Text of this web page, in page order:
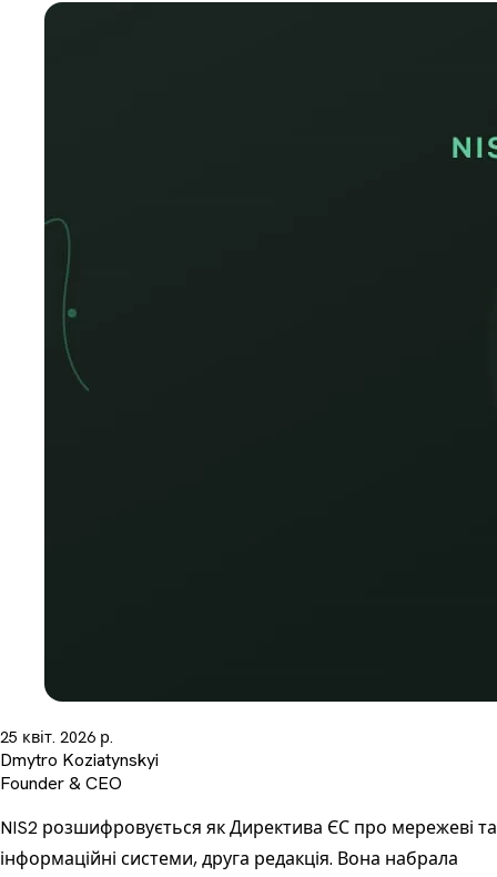
25 квіт. 2026 р.
Dmytro Koziatynskyi
Founder & CEO
NIS2 розшифровується як Директива ЄС про мережеві та
інформаційні системи, друга редакція. Вона набрала